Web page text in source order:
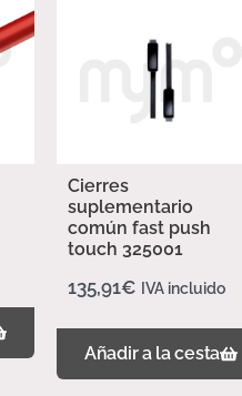
Cierres
suplementario
común fast push
touch 325001
135,91€ IVA incluido
Añadir a la cesta